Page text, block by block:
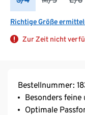
Richtige Größe
Zur Zeit nicht
Bestellnummer:
Besonders
Optimale